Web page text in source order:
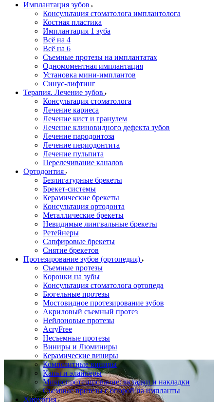
Имплантация зубов
Консультация стоматолога имплантолога
Костная пластика
Имплантация 1 зуба
Всё на 4
Всё на 6
Съемные протезы на имплантатах
Одномоментная имплантация
Установка мини-имплантов
Синус-лифтинг
Терапия. Лечение зубов
Консультация стоматолога
Лечение кариеса
Лечение кист и гранулем
Лечение клиновидного дефекта зубов
Лечение пародонтоза
Лечение периодонтита
Лечение пульпита
Перелечивание каналов
Ортодонтия
Безлигатурные брекеты
Брекет-системы
Керамические брекеты
Консультация ортодонта
Металлические брекеты
Невидимые лингвальные брекеты
Ретейнеры
Сапфировые брекеты
Снятие брекетов
Протезирование зубов (ортопедия)
Съемные протезы
Коронки на зубы
Консультация стоматолога ортопеда
Бюгельные протезы
Мостовидное протезирование зубов
Акриловый съемный протез
Нейлоновые протезы
AcryFree
Несъемные протезы
Виниры и Люминиры
Керамические виниры
Композитные виниры
Капы и элайнеры
Микропротезирование: вкладки и накладки
Съемные протезы с опорой на импланты
Хирургия